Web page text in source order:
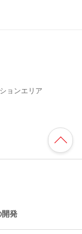
ョンエリア
開発